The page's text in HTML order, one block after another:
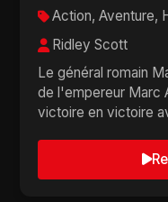
Action, Aventure,
Ridley Scott
Le général romain
de l'empereur Marc
victoire en victoire